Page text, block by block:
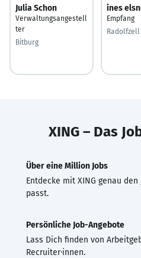
Julia Schon
Verwaltungsangestell
ter
Bitburg
ines
Empfang
Radolfzell
XING – Das
Über eine Million Jobs
Entdecke mit XING genau
passt.
Persönliche Job-Angebote
Lass Dich finden von
Recruiter·innen.